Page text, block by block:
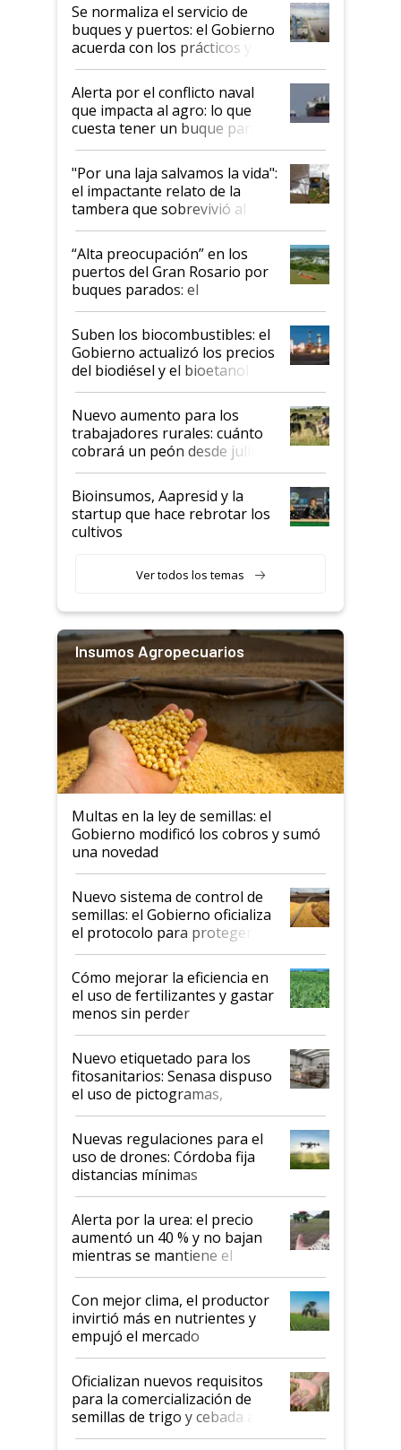
Se normaliza el servicio de
buques y puertos: el Gobierno
acuerda con los prácticos y
suspende el decreto de
desregulación
Alerta por el conflicto naval
que impacta al agro: lo que
cuesta tener un buque parado
y el peligro de que Argentina
pase a ser "país sucio"
"Por una laja salvamos la vida":
el impactante relato de la
tambera que sobrevivió al
tornado
“Alta preocupación” en los
puertos del Gran Rosario por
buques parados: el
funcionamiento de las
exportadoras en tensión tras
la medida de fuerza de los
prácticos
Suben los biocombustibles: el
Gobierno actualizó los precios
del biodiésel y el bioetanol
Nuevo aumento para los
trabajadores rurales: cuánto
cobrará un peón desde julio
Bioinsumos, Aapresid y la
startup que hace rebrotar los
cultivos
Ver todos los temas
Insumos Agropecuarios
Multas en la ley de semillas: el
Gobierno modificó los cobros y sumó
una novedad
Nuevo sistema de control de
semillas: el Gobierno oficializa
el protocolo para proteger la
propiedad intelectual
Cómo mejorar la eficiencia en
el uso de fertilizantes y gastar
menos sin perder
productividad en la campaña
fina
Nuevo etiquetado para los
fitosanitarios: Senasa dispuso
el uso de pictogramas,
palabras de advertencia e
indicaciones
Nuevas regulaciones para el
uso de drones: Córdoba fija
distancias mínimas
Alerta por la urea: el precio
aumentó un 40 % y no bajan
mientras se mantiene el
conflicto en Medio Oriente
Con mejor clima, el productor
invirtió más en nutrientes y
empujó el mercado
Oficializan nuevos requisitos
para la comercialización de
semillas de trigo y cebada a
granel